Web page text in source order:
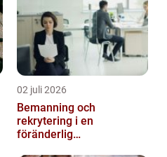
02 juli 2026
Bemanning och
rekrytering i en
föränderlig